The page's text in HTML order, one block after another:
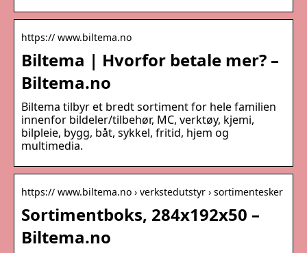
https:// www.biltema.no
Biltema | Hvorfor betale mer? –
Biltema.no
Biltema tilbyr et bredt sortiment for hele familien
innenfor bildeler/tilbehør, MC, verktøy, kjemi,
bilpleie, bygg, båt, sykkel, fritid, hjem og
multimedia.
https:// www.biltema.no › verkstedutstyr › sortimentesker
Sortimentboks, 284x192x50 –
Biltema.no